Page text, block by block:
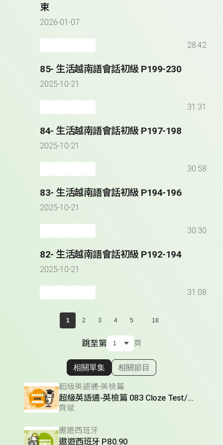
束
2026-01-07
28:42
85- 生活越南語會話初級 P199-230
2025-10-21
31:31
84- 生活越南語會話初級 P197-198
2025-10-21
30:58
83- 生活越南語會話初級 P194-196
2025-10-21
30:30
82- 生活越南語會話初級 P192-194
2025-10-21
31:08
1 2 3 4 5 ... 18
跳至第 頁
顯示相關單集
相關單集 相關節目
超級英語通-英檢篇
超級英語通-英檢篇 083 Cloze Test/段落填空-13
齊斌
遨遊西班牙
遨遊西班牙 P80.90